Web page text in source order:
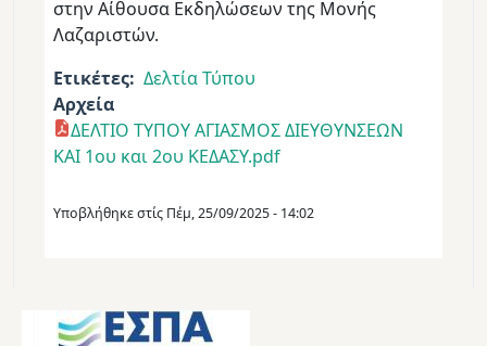
στην Αίθουσα Εκδηλώσεων της Μονής
Λαζαριστών.
Ετικέτες Δελτία Τύπου
Αρχεία
ΔΕΛΤΙΟ ΤΥΠΟΥ ΑΓΙΑΣΜΟΣ ΔΙΕΥΘΥΝΣΕΩΝ
ΚΑΙ 1ου και 2ου ΚΕΔΑΣΥ.pdf
Υποβλήθηκε στίς Πέμ, 25/09/2025 - 14:02